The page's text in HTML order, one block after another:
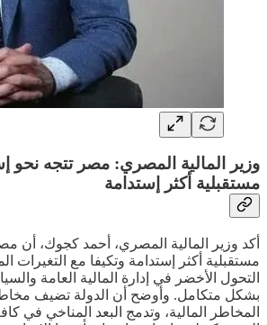
وزير المالية المصري: مصر تتجه نحو
مستقبلية أكثر إستدامة
أكد وزير المالية المصري، أحمد كجوك، أن
مستقبلية أكثر إستدامة وتكيفا مع التغيرات
التحول الأخضر في إدارة المالية العامة
بشكل متكامل. وأوضح أن الدولة تضيف مخاطر
المخاطر المالية، وتدمج البعد المناخي في